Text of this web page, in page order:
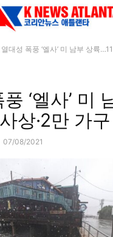
열대성 폭풍 ‘엘사’ 미 남부 상륙
‘엘사’ 미
상·2만 가
07/08/2021